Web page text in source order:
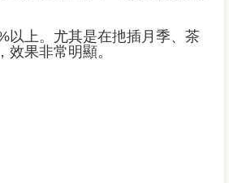
以上。尤其是在扡插月季、茶
效果非常明顯。